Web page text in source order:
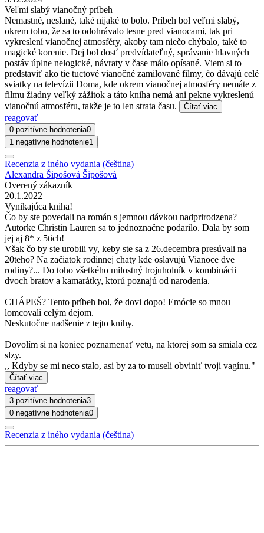
Veľmi slabý vianočný príbeh
Nemastné, neslané, také nijaké to bolo. Príbeh bol veľmi slabý,
okrem toho, že sa to odohrávalo tesne pred vianocami, tak pri
vykreslení vianočnej atmosféry, akoby tam niečo chýbalo, také to
magické korenie. Dej bol dosť predvídateľný, správanie hlavných
postáv úplne nelogické, návraty v čase málo opísané. Viem si to
predstaviť ako tie tuctové vianočné zamilované filmy, čo dávajú celé
sviatky na televízii Doma, kde okrem vianočnej atmosféry nemáte z
filmu žiadny veľký zážitok a táto kniha nemá ani pekne vykreslenú
vianočnú atmosféru, takže je to len strata času.
Čítať viac
reagovať
0 pozitívne hodnotenia0
1 negatívne hodnotenie1
Recenzia z iného vydania (čeština)
Alexandra Šipošová Šipošová
Overený zákazník
20.1.2022
Vynikajúca kniha!
Čo by ste povedali na román s jemnou dávkou nadprirodzena?
Autorke Christin Lauren sa to jednoznačne podarilo. Dala by som
jej aj 8* z 5tich!
Však čo by ste urobili vy, keby ste sa z 26.decembra presúvali na
20teho? Na začiatok rodinnej chaty kde oslavujú Vianoce dve
rodiny?... Do toho všetkého milostný trojuholník v kombinácii
dvoch bratov a kamarátky, ktorú poznajú od narodenia.
CHÁPEŠ? Tento príbeh bol, že dovi dopo! Emócie so mnou
lomcovali celým dejom.
Neskutočne nadšenie z tejto knihy.
Dovolím si na koniec poznamenať vetu, na ktorej som sa smiala cez
slzy.
,, Kdyby se mi neco stalo, asi by za to museli obviniť tvoji vagínu."
Čítať viac
reagovať
3 pozitívne hodnotenia3
0 negatívne hodnotenia0
Recenzia z iného vydania (čeština)